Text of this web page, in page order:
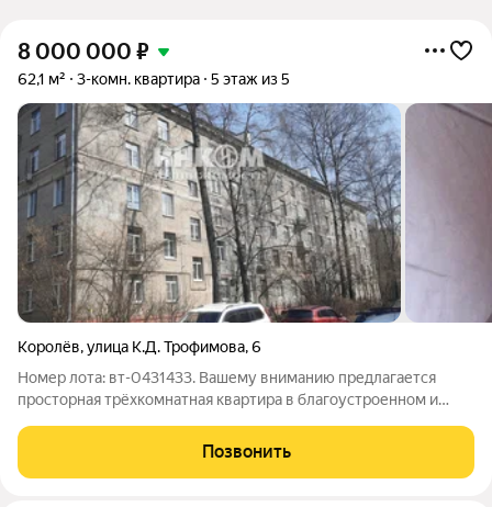
8 000 000 ₽
62,1 м² 3-комн. квартира 5 этаж из 5
Королёв,улица К.Д. Трофимова,6
Номер лота: вт-0431433. Вашему вниманию предлагается
просторная трёхкомнатная квартира в благоустроенном и
необходимой инфраструктурой для комфортного проживания:
магазины, школы, сады,
Позвонить